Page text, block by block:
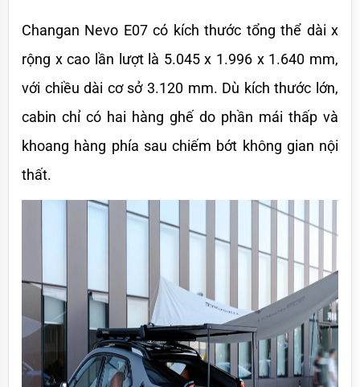
Changan Nevo E07 có kích thước tổng thể dài x
rộng x cao lần lượt là 5.045 x 1.996 x 1.640 mm,
với chiều dài cơ sở 3.120 mm. Dù kích thước lớn,
cabin chỉ có hai hàng ghế do phần mái thấp và
khoang hàng phía sau chiếm bớt không gian nội
thất.